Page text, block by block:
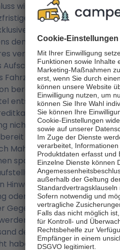
wird eine Anzahlung in
Anmietungen bis
aller
dem gleichen
vereinbart ist. Wir bzw.
Aufschlages für den
Fahrzeug nicht pünktlich
berechtigt, pro
entsprechend zu belasten.
erfolgt die
nicht entsprechend den
und in der Lage sind
Mahnung mit Fristsetzung
spätestens in Verzug,
leisten, sofern Sie
Hinweises bedarf es nicht,
oder Zahlungsaufstellung
Gegenleistung in Verzug.
grundsätzlich etwa 21
der Mietunterlagen
haben, oder nach